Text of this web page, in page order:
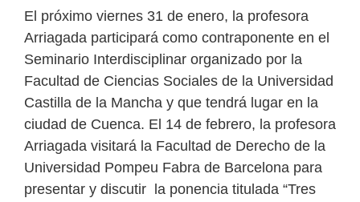
El próximo viernes 31 de enero, la profesora
Arriagada participará como contraponente en el
Seminario Interdisciplinar organizado por la
Facultad de Ciencias Sociales de la Universidad
Castilla de la Mancha y que tendrá lugar en la
ciudad de Cuenca. El 14 de febrero, la profesora
Arriagada visitará la Facultad de Derecho de la
Universidad Pompeu Fabra de Barcelona para
presentar y discutir la ponencia titulada “Tres